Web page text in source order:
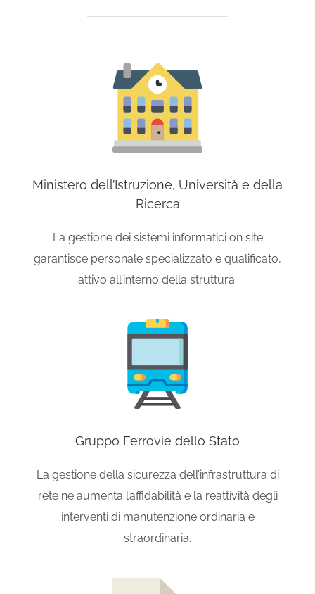
Ministero dell’Istruzione, Università e della
Ricerca
La gestione dei sistemi informatici on site
garantisce personale specializzato e qualificato,
attivo all’interno della struttura.
Gruppo Ferrovie dello Stato
La gestione della sicurezza dell’infrastruttura di
rete ne aumenta l’affidabilità e la reattività degli
interventi di manutenzione ordinaria e
straordinaria.